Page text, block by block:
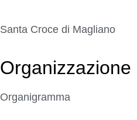
Santa Croce di Magliano
Organizzazione
Organigramma